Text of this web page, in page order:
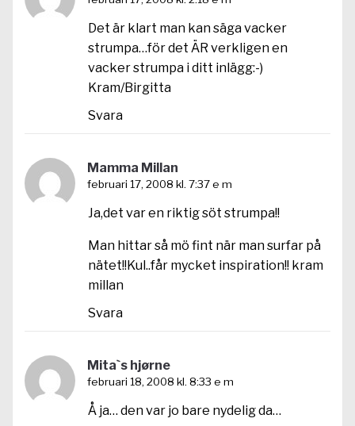
Det är klart man kan säga vacker
strumpa…för det ÄR verkligen en
vacker strumpa i ditt inlägg:-)
Kram/Birgitta
Svara
Mamma Millan
februari 17, 2008 kl. 7:37 e m
Ja,det var en riktig söt strumpa!!
Man hittar så mö fint när man surfar på
nätet!!Kul..får mycket inspiration!! kram
millan
Svara
Mita`s hjørne
februari 18, 2008 kl. 8:33 e m
Å ja… den var jo bare nydelig da…